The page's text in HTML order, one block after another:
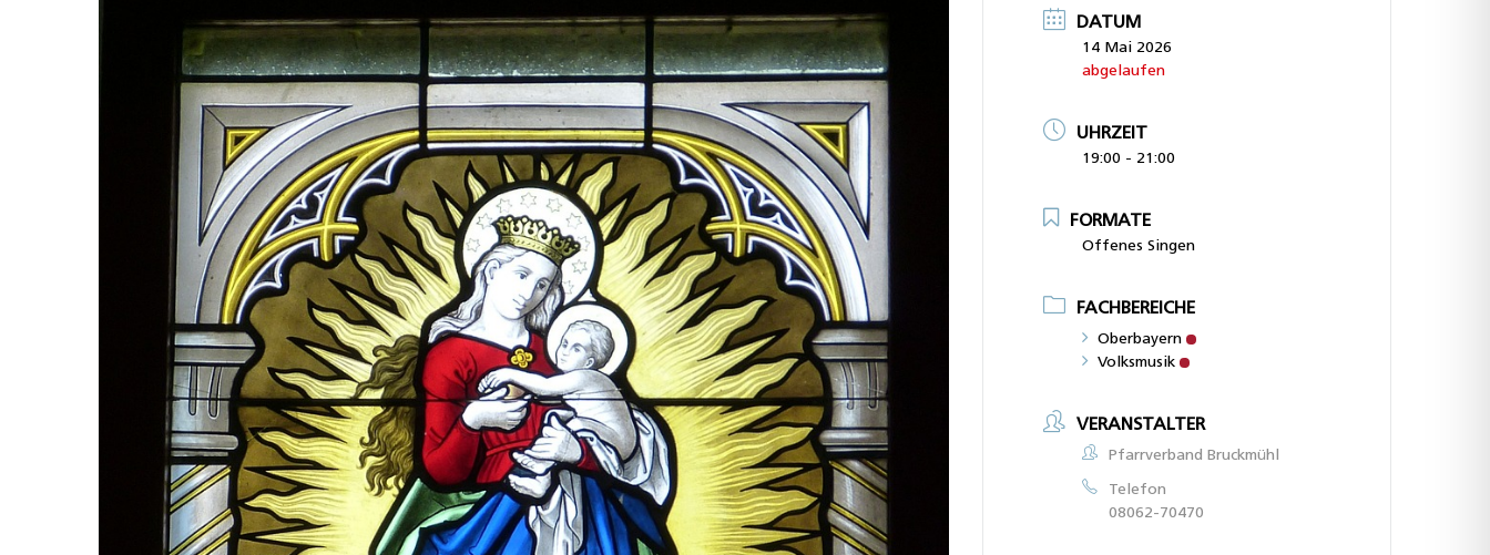
DATUM
14 Mai 2026
abgelaufen
UHRZEIT
19:00 - 21:00
FORMATE
Offenes Singen
FACHBEREICHE
Oberbayern
Volksmusik
VERANSTALTER
Pfarrverband Bruckmühl
Telefon
08062-70470